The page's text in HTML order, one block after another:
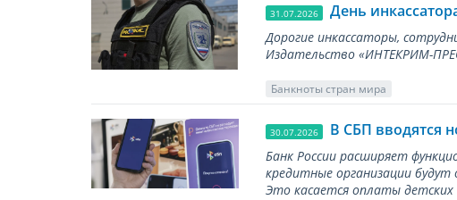
31.07.2026 День
Дорогие инкассаторы,
Издательство «ИНТЕКРИМ-
Банкноты стран мира
30.07.2026 В СБП вводятся
Банк России расширяет
кредитные организации
Это касается оплаты детских